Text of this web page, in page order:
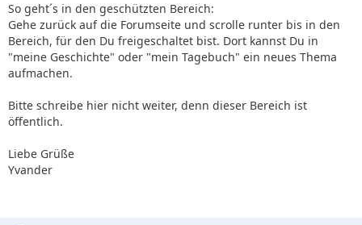
So geht´s in den geschützten Bereich:
Gehe zurück auf die Forumseite und scrolle runter bis in den
Bereich, für den Du freigeschaltet bist. Dort kannst Du in
"meine Geschichte" oder "mein Tagebuch" ein neues Thema
aufmachen.
Bitte schreibe hier nicht weiter, denn dieser Bereich ist
öffentlich.
Liebe Grüße
Yvander